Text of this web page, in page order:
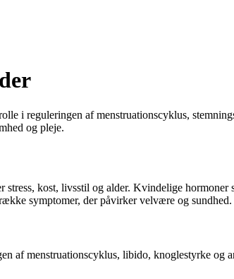
i reguleringen af menstruationscyklus,
og pleje.
kost, livsstil og alder. Kvindelige hormoner
symptomer, der påvirker velvære og sundhed.
af menstruationscyklus, libido, knoglestyrke og